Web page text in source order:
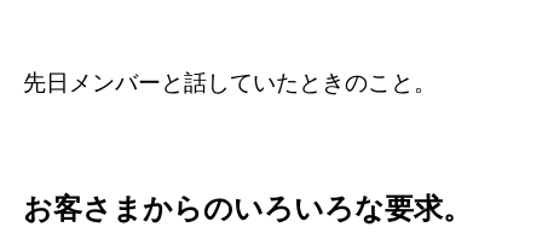
先日メンバーと話していたときのこと。
お客さまからのいろいろな要求。